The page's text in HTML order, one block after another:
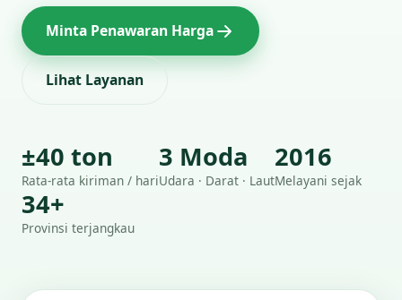
Minta Penawaran Harga
Lihat Layanan
±40 ton
Rata-rata kiriman / hari
3 Moda
Udara · Darat · Laut
2016
Melayani sejak
34+
Provinsi terjangkau